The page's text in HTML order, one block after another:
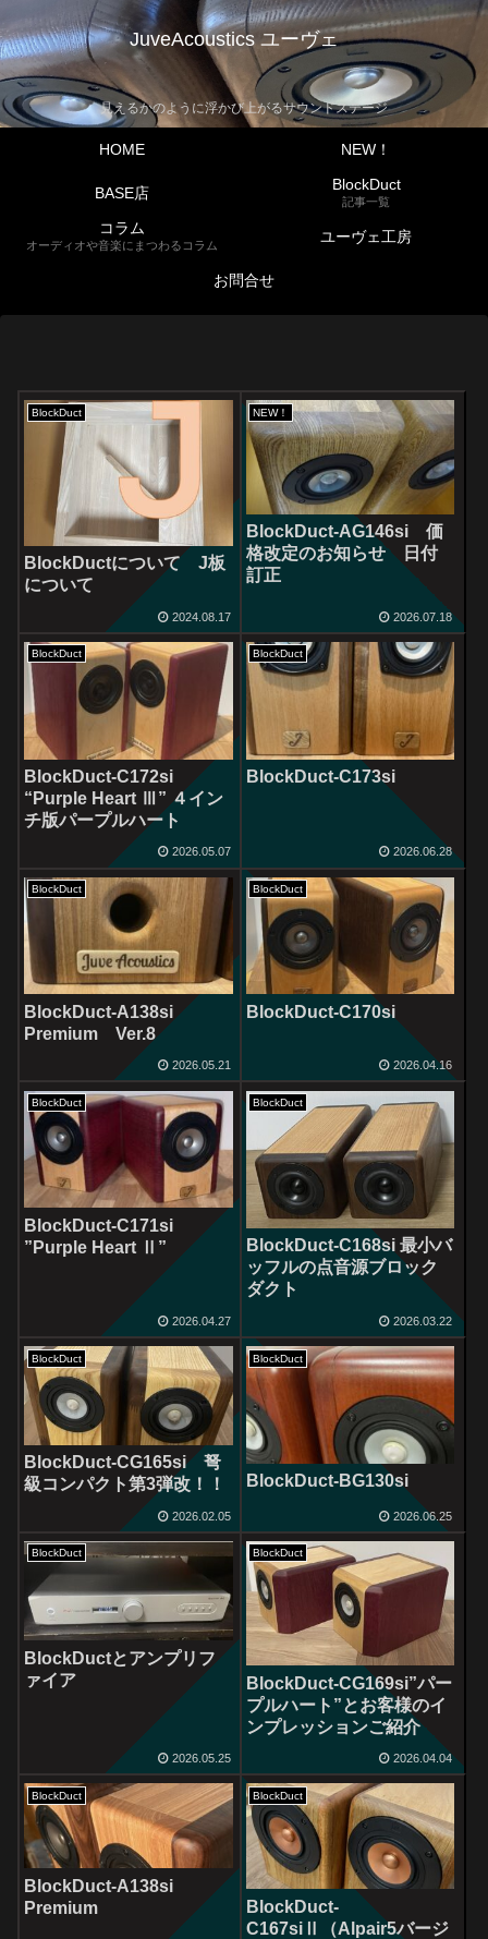
JuveAcoustics ユーヴェ
見えるかのように浮かび上がるサウンドステージ
HOME NEW！
BASE店 BlockDuct
記事一覧
コラム
オーディオや音楽にまつわるコラム ユーヴェ工房
お問合せ
BlockDuct
BlockDuctについて J板
について
2024.08.17
NEW！
BlockDuct-AG146si 価
格改定のお知らせ 日付
訂正
2026.07.18
BlockDuct
BlockDuct-C172si
“Purple Heart Ⅲ” ４イン
チ版パープルハート
2026.05.07
BlockDuct
BlockDuct-C173si
2026.06.28
BlockDuct
BlockDuct-A138si
Premium Ver.8
2026.05.21
BlockDuct
BlockDuct-C170si
2026.04.16
BlockDuct
BlockDuct-C171si
”Purple Heart Ⅱ”
2026.04.27
BlockDuct
BlockDuct-C168si 最小バ
ッフルの点音源ブロック
ダクト
2026.03.22
BlockDuct
BlockDuct-CG165si 弩
級コンパクト第3弾改！！
2026.02.05
BlockDuct
BlockDuct-BG130si
2026.06.25
BlockDuct
BlockDuctとアンプリフ
ァイア
2026.05.25
BlockDuct
BlockDuct-CG169si”パー
プルハート”とお客様のイ
ンプレッションご紹介
2026.04.04
BlockDuct
BlockDuct-A138si
Premium
BlockDuct
BlockDuct-
C167siⅡ（Alpair5バージ